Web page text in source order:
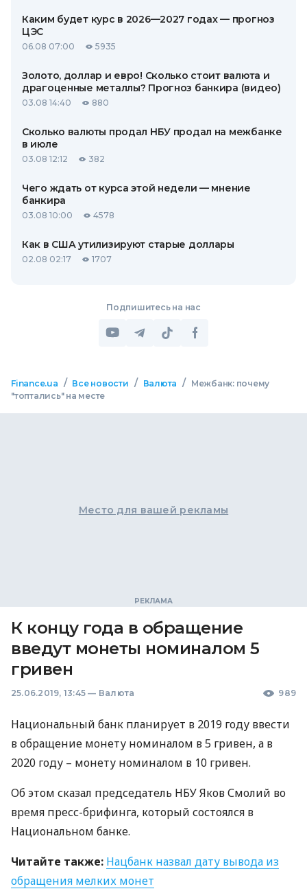
Каким будет курс в 2026—2027 годах — прогноз
ЦЭС
06.08 07:00 5935
Золото, доллар и евро! Сколько стоит валюта и
драгоценные металлы? Прогноз банкира (видео)
03.08 14:40 880
Сколько валюты продал НБУ продал на межбанке
в июле
03.08 12:12 382
Чего ждать от курса этой недели — мнение
банкира
03.08 10:00 4578
Как в США утилизируют старые доллары
02.08 02:17 1707
Подпишитесь на нас
Finance.ua / Все новости / Валюта /
Межбанк: почему
"топтались" на месте
Место для вашей рекламы
К концу года в обращение
введут монеты номиналом 5
гривен
25.06.2019, 13:45 — Валюта 989
Национальный банк планирует в 2019 году ввести
в обращение монету номиналом в 5 гривен, а в
2020 году – монету номиналом в 10 гривен.
Об этом сказал председатель НБУЯков Смолий во
время пресс-брифинга, который состоялся в
Национальном банке.
Читайте также: Нацбанк назвал дату вывода из
обращения мелких монет